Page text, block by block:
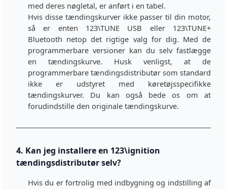
med deres nøgletal, er anført i en tabel.
Hvis disse tændingskurver ikke passer til din motor,
så er enten 123\TUNE USB eller 123\TUNE+
Bluetooth netop det rigtige valg for dig. Med de
programmerbare versioner kan du selv fastlægge
en tændingskurve. Husk venligst, at de
programmerbare tændingsdistributør som standard
ikke er udstyret med køretøjsspecifikke
tændingskurver. Du kan også bede os om at
forudindstille den originale tændingskurve.
4. Kan jeg installere en 123\ignition
tændingsdistributør selv?
Hvis du er fortrolig med indbygning og indstilling af